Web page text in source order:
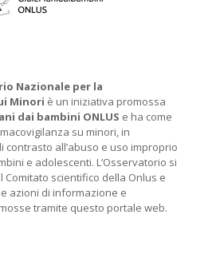
Nazionale per la
Minori è un iniziativa promossa
dai bambini ONLUS e ha come
su minori, in
contrasto all’abuso e uso improprio
e adolescenti. L’Osservatorio si
Comitato scientifico della Onlus e
azioni di informazione e
tramite questo portale web.